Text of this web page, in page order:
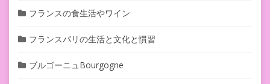
フランスの食生活やワイン
フランスパリの生活と文化と慣習
ブルゴーニュBourgogne